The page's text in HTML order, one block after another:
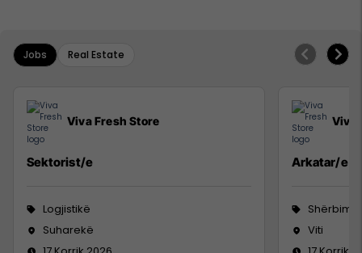
Jobs Real Estate
Viva Fresh Store
Sektorist/e
Logjistikë
Suharekë
Viva
Arkatar/e
Viti